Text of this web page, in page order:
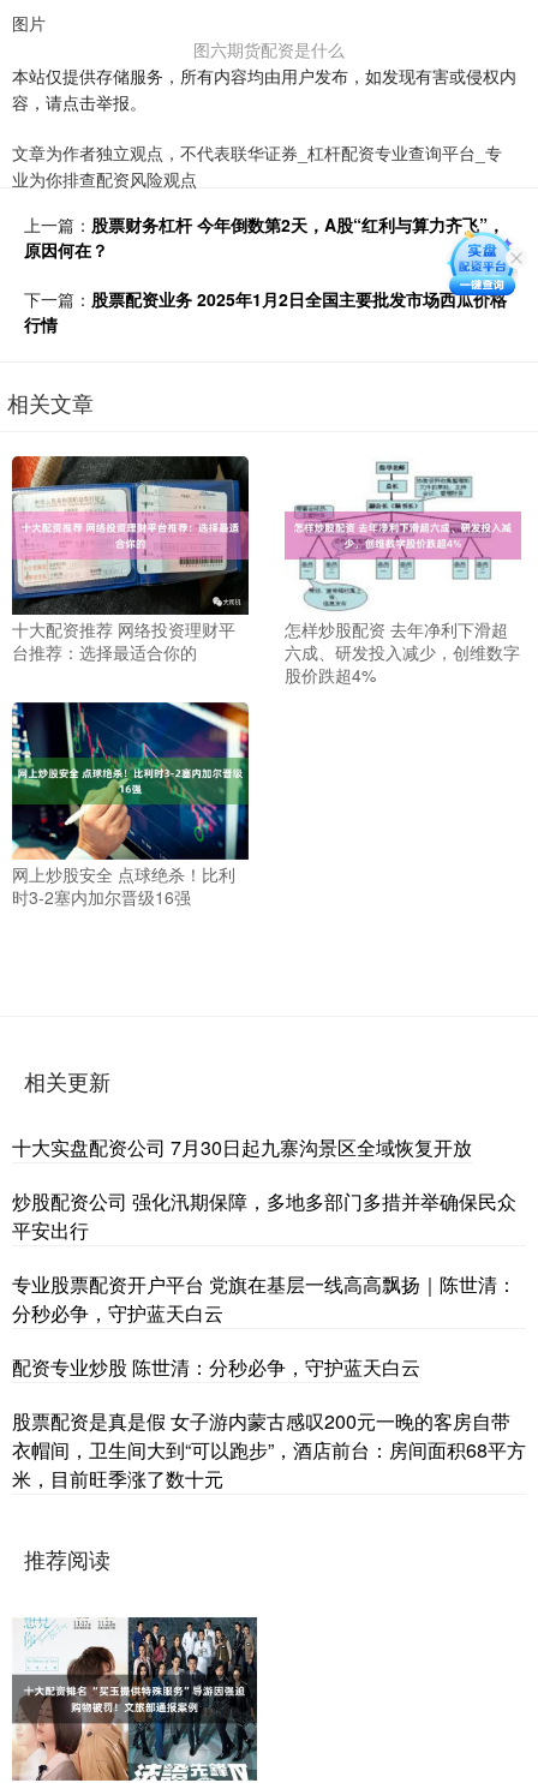
图片
图六期货配资是什么
本站仅提供存储服务，所有内容均由用户发布，如发现有害或侵权内
容，请点击举报。
文章为作者独立观点，不代表联华证券_杠杆配资专业查询平台_专
业为你排查配资风险观点
上一篇： 股票财务杠杆 今年倒数第2天，A股“红利与算力齐飞”，
原因何在？
下一篇： 股票配资业务 2025年1月2日全国主要批发市场西瓜价格
行情
相关文章
十大配资推荐 网络投资理财平
台推荐：选择最适合你的
怎样炒股配资 去年净利下滑超
六成、研发投入减少，创维数字
股价跌超4%
网上炒股安全 点球绝杀！比利
时3-2塞内加尔晋级16强
相关更新
十大实盘配资公司 7月30日起九寨沟景区全域恢复开放
炒股配资公司 强化汛期保障，多地多部门多措并举确保民众
平安出行
专业股票配资开户平台 党旗在基层一线高高飘扬｜陈世清：
分秒必争，守护蓝天白云
配资专业炒股 陈世清：分秒必争，守护蓝天白云
股票配资是真是假 女子游内蒙古感叹200元一晚的客房自带
衣帽间，卫生间大到“可以跑步”，酒店前台：房间面积68平方
米，目前旺季涨了数十元
推荐阅读